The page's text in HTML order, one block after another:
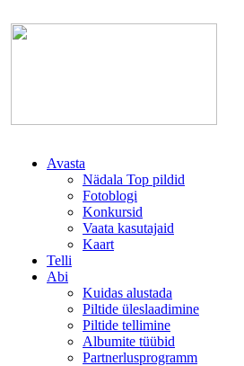
Avasta
Nädala Top pildid
Fotoblogi
Konkursid
Vaata kasutajaid
Kaart
Telli
Abi
Kuidas alustada
Piltide üleslaadimine
Piltide tellimine
Albumite tüübid
Partnerlusprogramm